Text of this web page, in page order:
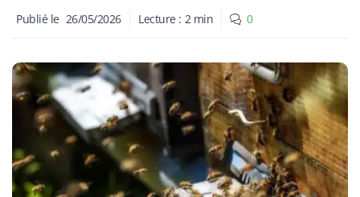
Publié le 26/05/2026 Lecture : 2 min 0